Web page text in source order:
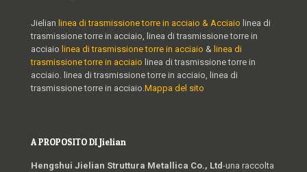
Jielian linea di trasmissione torre in acciaio & Acciaio linea di
trasmissione torre in acciaio, linea di trasmissione torre in
acciaio linea di trasmissione torre in acciaio & linea di
trasmissione torre in acciaio linea di trasmissione torre in
acciaio. linea di trasmissione torre in acciaio, linea di
trasmissione torre in acciaio.Mappa del sito
A PROPOSITO DI Jielian
Hengshui Jielian Struttura Metallica Co., Ltd-una raccolta